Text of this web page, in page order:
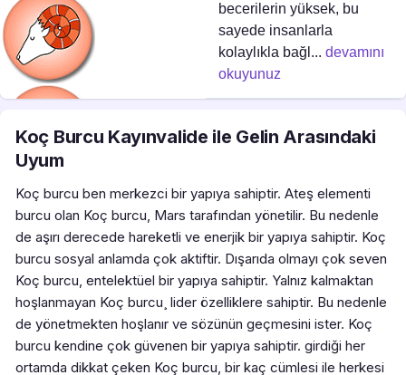
becerilerin yüksek, bu
sayede insanlarla
kolaylıkla bağl... devamını
okuyunuz
Koç Burcu Kayınvalide ile Gelin Arasındaki
Uyum
Koç burcu ben merkezci bir yapıya sahiptir. Ateş elementi
burcu olan Koç burcu, Mars tarafından yönetilir. Bu nedenle
de aşırı derecede hareketli ve enerjik bir yapıya sahiptir. Koç
burcu sosyal anlamda çok aktiftir. Dışarıda olmayı çok seven
Koç burcu, entelektüel bir yapıya sahiptir. Yalnız kalmaktan
hoşlanmayan Koç burcu¸ lider özelliklere sahiptir. Bu nedenle
de yönetmekten hoşlanır ve sözünün geçmesini ister. Koç
burcu kendine çok güvenen bir yapıya sahiptir. girdiği her
ortamda dikkat çeken Koç burcu, bir kaç cümlesi ile herkesi